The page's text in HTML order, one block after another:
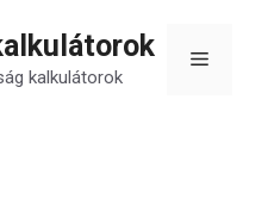
kalkulátorok
Menü